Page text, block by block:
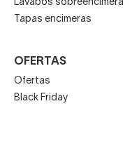
Lavabos sobreencimera
Tapas encimeras
OFERTAS
Ofertas
Black Friday